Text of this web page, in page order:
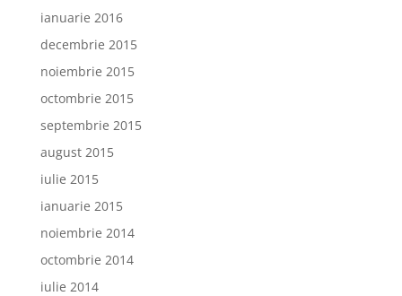
ianuarie 2016
decembrie 2015
noiembrie 2015
octombrie 2015
septembrie 2015
august 2015
iulie 2015
ianuarie 2015
noiembrie 2014
octombrie 2014
iulie 2014